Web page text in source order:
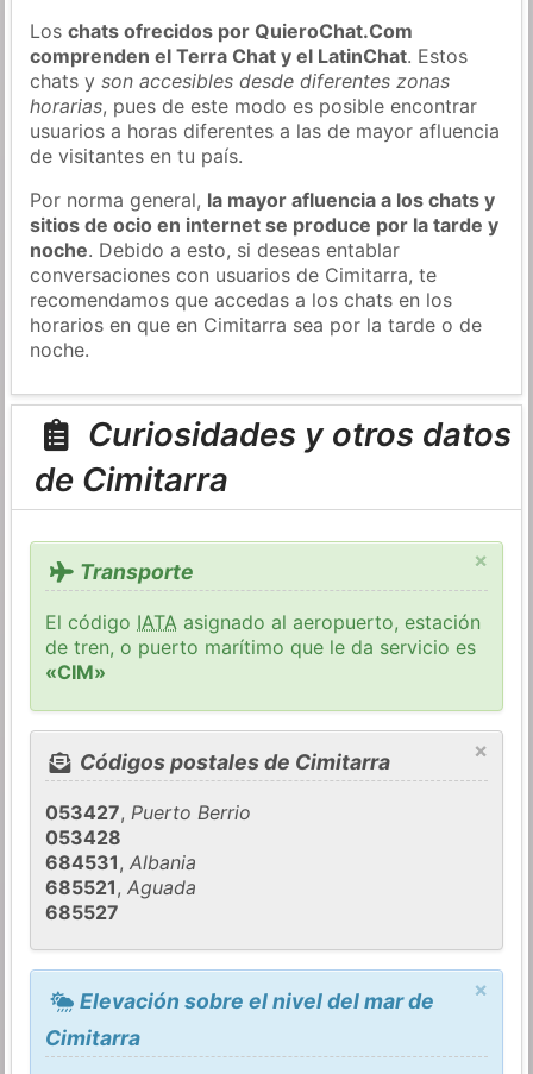
Loschats ofrecidos por QuieroChat.Com
comprenden el Terra Chat y el LatinChat. Estos
chats yson accesibles desde diferentes zonas
horarias, pues de este modo es posible encontrar
usuarios a horas diferentes a las de mayor afluencia
de visitantes en tu país.
Por norma general, la mayor afluencia a los chats y
sitios de ocio en internet se produce por la tarde y
noche. Debido a esto, si deseas entablar
conversaciones con usuarios de Cimitarra, te
recomendamos que accedas a los chats en los
horarios en que en Cimitarra sea por la tarde o de
noche.
Curiosidades y otros datos
de Cimitarra
×
Transporte
El código IATA asignado al aeropuerto, estación
de tren, o puerto marítimo que le da servicio es
«CIM»
×
Códigos postales de Cimitarra
053427, Puerto Berrio
053428
684531,Albania
685521,Aguada
685527
×
Elevación sobre el nivel del mar de
Cimitarra